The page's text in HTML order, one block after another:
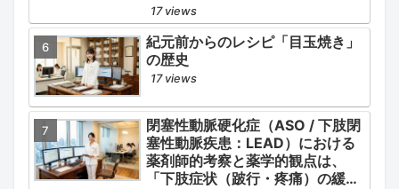
17 views
紀元前からのレシピ「目玉焼き」
の歴史
17 views
閉塞性動脈硬化症（ASO / 下肢閉
塞性動脈疾患：LEAD）における
薬剤師的考察と薬学的観点は、
「下肢症状（跛行・疼痛）の緩